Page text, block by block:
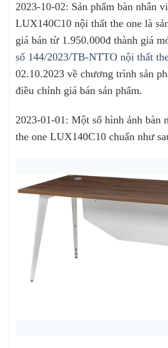
2023-10-02: Sản phẩm bàn nhân
LUX140C10 nội thất the one là
giá bán từ 1.950.000đ thành giá
số 144/2023/TB-NTTO nội thất
02.10.2023 về chương trình sản
điều chỉnh giá bán sản phẩm.
2023-01-01: Một số hình ảnh bàn
the one LUX140C10 chuẩn như